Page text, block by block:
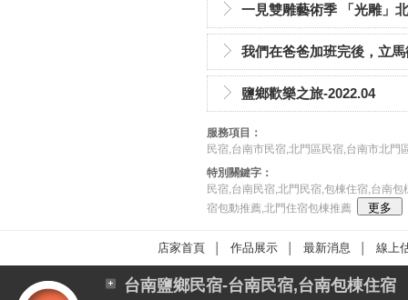
一見雙雕藝術季 「光雕」
我們在爸爸加班完後，立
鹽鄉歡樂之旅-2022.04
服務項目：
民宿,台南市民宿,北門區民宿,台南市北門
特別關鍵字：
民宿,台南民宿,北門民宿,包棟住宿,台南
宿包動推薦,北門住宿包棟推薦
店家首頁 作品展示 最新消息 線上
台南鹽鄉民宿-台南民宿,台南包棟住宿